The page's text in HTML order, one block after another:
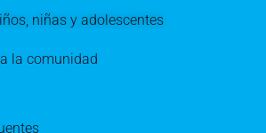
niñas y adolescentes
la comunidad